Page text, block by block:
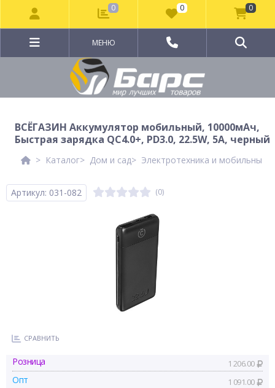
МЕНЮ
ВСЁГАЗИН Аккумулятор мобильный, 10000мАч,
Быстрая зарядка QC4.0+, PD3.0, 22.5W, 5А, черный
Каталог Дом и сад Электротехника и мобильные
Артикул: 031-082 (0)
СРАВНИТЬ
Розница 1 206.00
Опт 1 091.00
0 0 0